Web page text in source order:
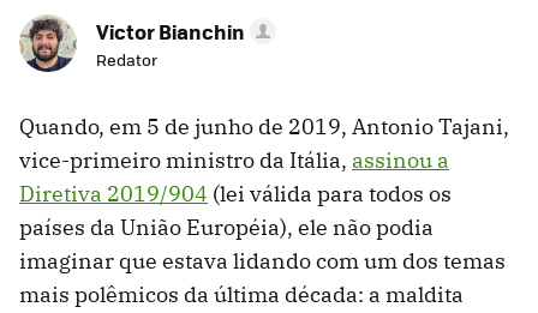
Victor Bianchin
Redator
Quando, em 5 de junho de 2019, Antonio Tajani,
vice-primeiro ministro da Itália, assinou a
Diretiva 2019/904 (lei válida para todos os
países da União Européia), ele não podia
imaginar que estava lidando com um dos temas
mais polêmicos da última década: a maldita